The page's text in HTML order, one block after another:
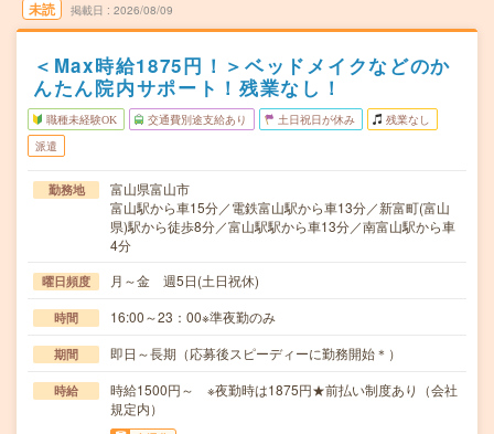
未読 掲載日 2026/08/09
＜Max時給1875円！＞ベッドメイクなどのか
んたん院内サポート！残業なし！
職種未経験OK 交通費別途支給あり 土日祝日が休み 残業なし
派遣
勤務地
富山県富山市
富山駅から車15分／電鉄富山駅から車13分／新富町(富山
県)駅から徒歩8分／富山駅駅から車13分／南富山駅から車
4分
曜日頻度 月～金 週5日(土日祝休)
時間 16:00～23：00※準夜勤のみ
期間 即日～長期（応募後スピーディーに勤務開始＊）
時給
時給1500円～ ※夜勤時は1875円★前払い制度あり（会社
規定内）